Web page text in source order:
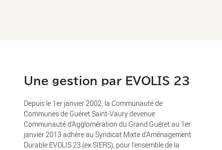
Une gestion par EVOLIS 23
Depuis le 1er janvier 2002, la Communauté de
Communes de Guéret Saint-Vaury devenue
Communauté d’Agglomération du Grand Guéret au 1er
janvier 2013 adhère au Syndicat Mixte d'Aménagement
Durable EVOLIS 23 (ex SIERS), pour l’ensemble de la